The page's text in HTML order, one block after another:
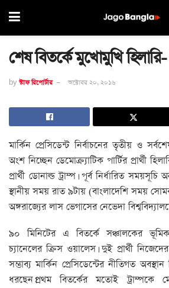
শেষ বিতর্কে মুখোমুখি হিলারি-
by স্টাফ রিপোর্টার অক্টোবর ২০, ২০১৬
মার্কিন প্রেসিডেন্ট নির্বাচনের তৃতীয় ও
অংশ নিচ্ছেন ডেমোক্র্যাটিক পার্টির প্রার্থী
প্রার্থী ডোনাল্ড ট্রাম্প। পূর্ব নির্ধারিত সময়সূচি
স্থানীয় সময় রাত ৯টায় (বাংলাদেশি সময়
অঙ্গরাজ্যের লাস ভেগাসের নেভেদা
৯০ মিনিটের এ বিতর্কে সঞ্চালকের
চ্যানেলের ক্রিস ওয়ালেস। দুই প্রার্থী
সম্ভাব্য মার্কিন প্রেসিডেন্টের নীতিগত
ধরছেন।প্রথম বিতর্কের মতোই ট্রাম্পকে